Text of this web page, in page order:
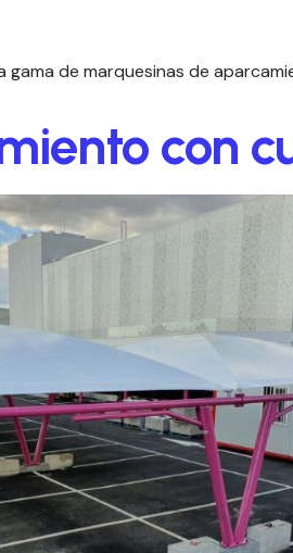
de marquesinas de
con